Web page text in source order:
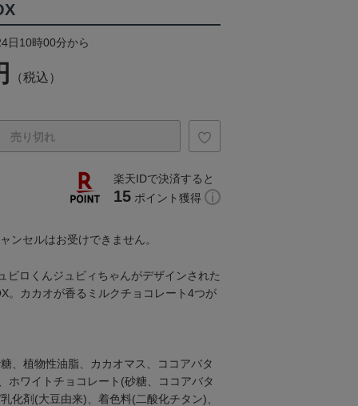
日10時00分から
（税込）
売り切れ
楽天IDで決済すると
15 ポイント獲得
ンセルはお受けできません。
ビロくんジュビィちゃんがデザインされた
。カカオが香るミルクチョコレート4つが
、植物性油脂、カカオマス、ココアバタ
ホワイトチョコレート(砂糖、ココアバタ
化剤(大豆由来)、着色料(二酸化チタン)、